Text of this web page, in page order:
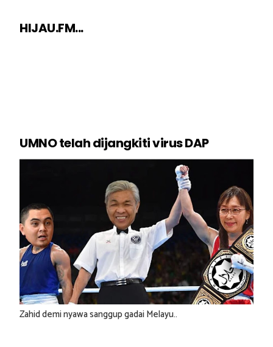
HIJAU.FM...
UMNO telah dijangkiti virus DAP
Zahid demi nyawa sanggup gadai Melayu..